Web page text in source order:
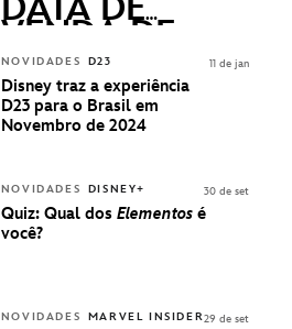
DATA DE
VENDA DE
INGRESSOS
PARA A D23
BRASIL -
UMA
DISNEY
NOVIDADES D23
Disney traz a experiência
D23 para o Brasil em
Novembro de 2024
11 de jan
NOVIDADES DISNEY+
Quiz: Qual dos Elementos é
você?
30 de set
NOVIDADES MARVEL INSIDER29 de set